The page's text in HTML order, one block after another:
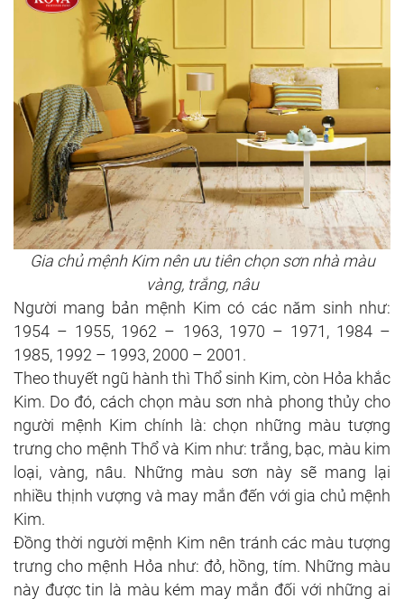
Gia chủ mệnh Kim nên ưu tiên chọn sơn nhà màu
vàng, trắng, nâu
Người mang bản mệnh Kim có các năm sinh như:
1954 – 1955, 1962 – 1963, 1970 – 1971, 1984 –
1985, 1992 – 1993, 2000 – 2001.
Theo thuyết ngũ hành thì Thổ sinh Kim, còn Hỏa khắc
Kim. Do đó, cách chọn màu sơn nhà phong thủy cho
người mệnh Kim chính là: chọn những màu tượng
trưng cho mệnh Thổ và Kim như: trắng, bạc, màu kim
loại, vàng, nâu. Những màu sơn này sẽ mang lại
nhiều thịnh vượng và may mắn đến với gia chủ mệnh
Kim.
Đồng thời người mệnh Kim nên tránh các màu tượng
trưng cho mệnh Hỏa như: đỏ, hồng, tím. Những màu
này được tin là màu kém may mắn đối với những ai